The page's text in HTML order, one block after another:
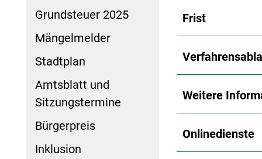
Grundsteuer 2025
Mängelmelder
Stadtplan
Amtsblatt und
Sitzungstermine
Bürgerpreis
Inklusion
Frist
Weitere
Onlinedienste